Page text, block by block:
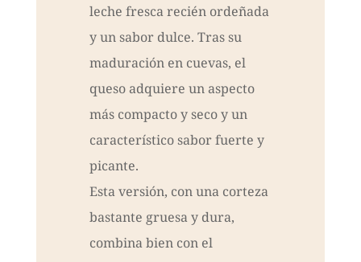
leche fresca recién ordeñada
y un sabor dulce. Tras su
maduración en cuevas, el
queso adquiere un aspecto
más compacto y seco y un
característico sabor fuerte y
picante.
Esta versión, con una corteza
bastante gruesa y dura,
combina bien con el